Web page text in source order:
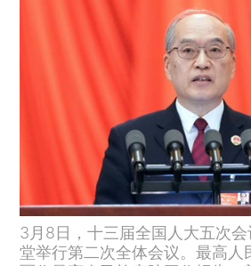
3月8日，十三届全国人大五次
堂举行第二次全体会议。最高人